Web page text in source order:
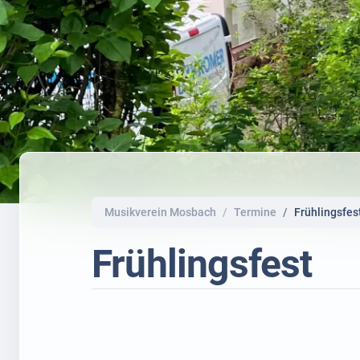
Musikverein Mosbach Termine
Frühlingsfest